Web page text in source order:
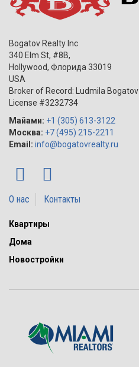
Bogatov Realty Inc
340 Elm St, #8B,
Hollywood, Флорида 33019
USA
Broker of Record: Ludmila Bogatov
License #3232734
Майами: +1 (305) 613-3122
Москва: +7 (495) 215-2211
Email: info@bogatovrealty.ru
О нас Контакты
Квартиры
Дома
Новостройки